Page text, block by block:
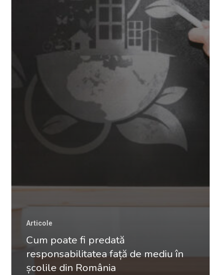
Articole
Cum poate fi predată
responsabilitatea față de mediu în
școlile din România